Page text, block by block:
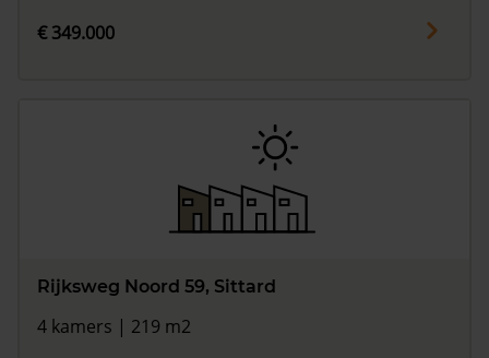
€ 349.000
Rijksweg Noord 59, Sittard
4 kamers | 219 m2